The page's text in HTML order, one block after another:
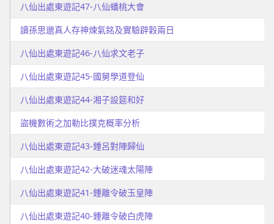
八仙出處東遊記47-八仙蟠桃大會
讀孫思邈真人存神煉氣銘及實驗辟穀兩日
八仙出處東遊記46-八仙求文老子
八仙出處東遊記45-國舅學道登仙
八仙出處東遊記44-湘子設筵和好
盜機數術之加勒比撲克概率分析
八仙出處東遊記43-鍾呂對陣歸仙
八仙出處東遊記42-大破迷魂太陽陣
八仙出處東遊記41-鍾離令破玉皇陣
八仙出處東遊記40-鍾離令破白虎陣